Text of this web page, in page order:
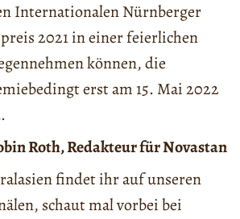
Internationalen Nürnberger
2021 in einer feierlichen
können, die
erst am 15. Mai 2022
Roth, Redakteur für Novastan
findet ihr auf unseren
schaut mal vorbei bei